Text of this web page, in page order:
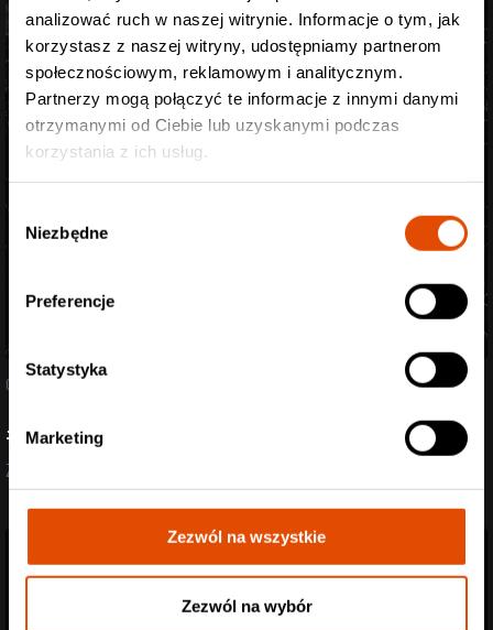
analizować ruch w naszej witrynie. Informacje o tym, jak
korzystasz z naszej witryny, udostępniamy partnerom
społecznościowym, reklamowym i analitycznym.
Partnerzy mogą połączyć te informacje z innymi danymi
otrzymanymi od Ciebie lub uzyskanymi podczas
korzystania z ich usług.
zgody
Niezbędne
Preferencje
Statystyka
Marketing
Zezwól na wszystkie
Zezwól na wybór
07.08.2026
#StreszczenieTygodnia
Zobacz aktualizację z ostatnich dni (27.07-07.08.2026)